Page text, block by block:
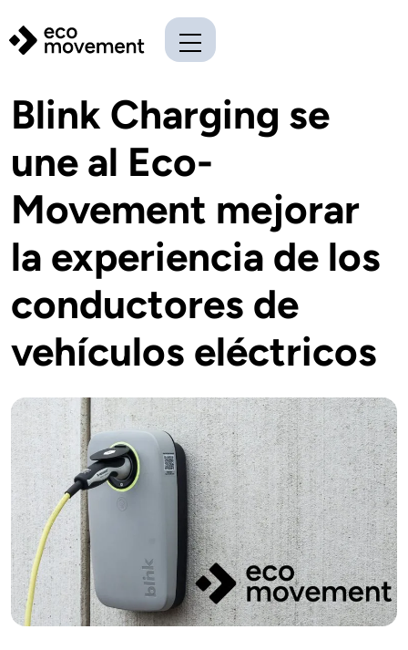
Blink Charging se
une al Eco-
Movement mejorar
la experiencia de los
conductores de
vehículos eléctricos